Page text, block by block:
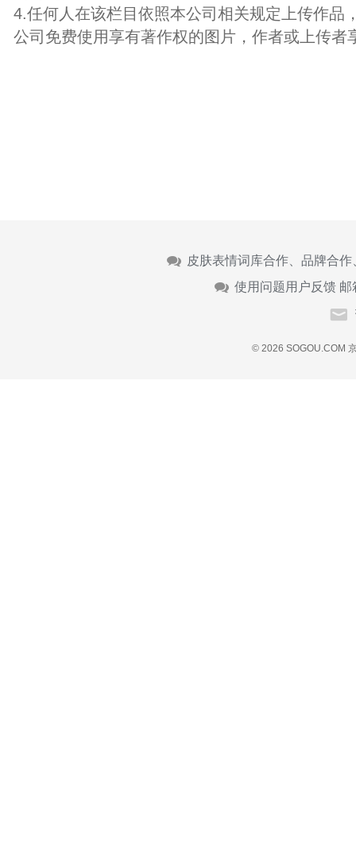
4.任何人在该栏目依照本公司相关规定上传作品
公司免费使用享有著作权的图片，作者或上传者
皮肤表情词库合作、品牌合
使用问题用户反馈 邮
© 2026 SOGOU.COM